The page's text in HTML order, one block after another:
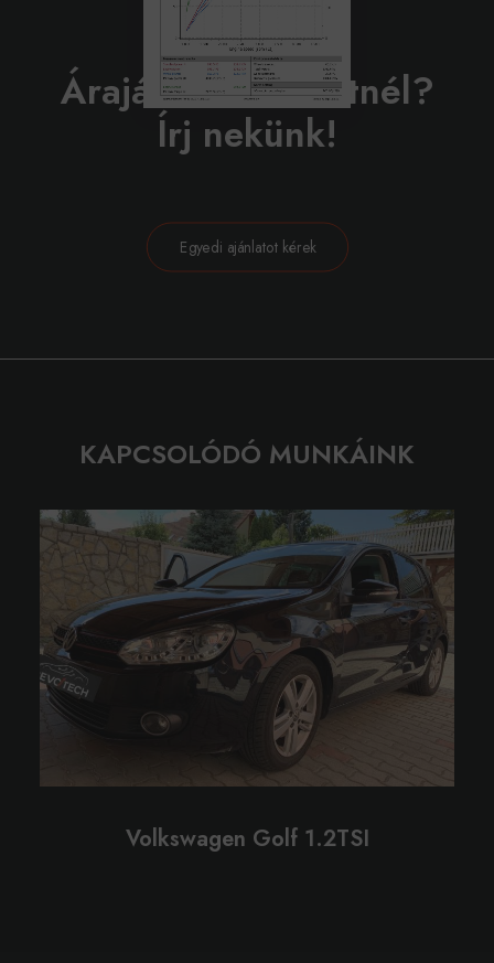
BELEVÁGNÁL?
Árajánlatot szeretnél?
Írj nekünk!
Egyedi ajánlatot kérek
KAPCSOLÓDÓ MUNKÁINK
Volkswagen Golf 1.2TSI